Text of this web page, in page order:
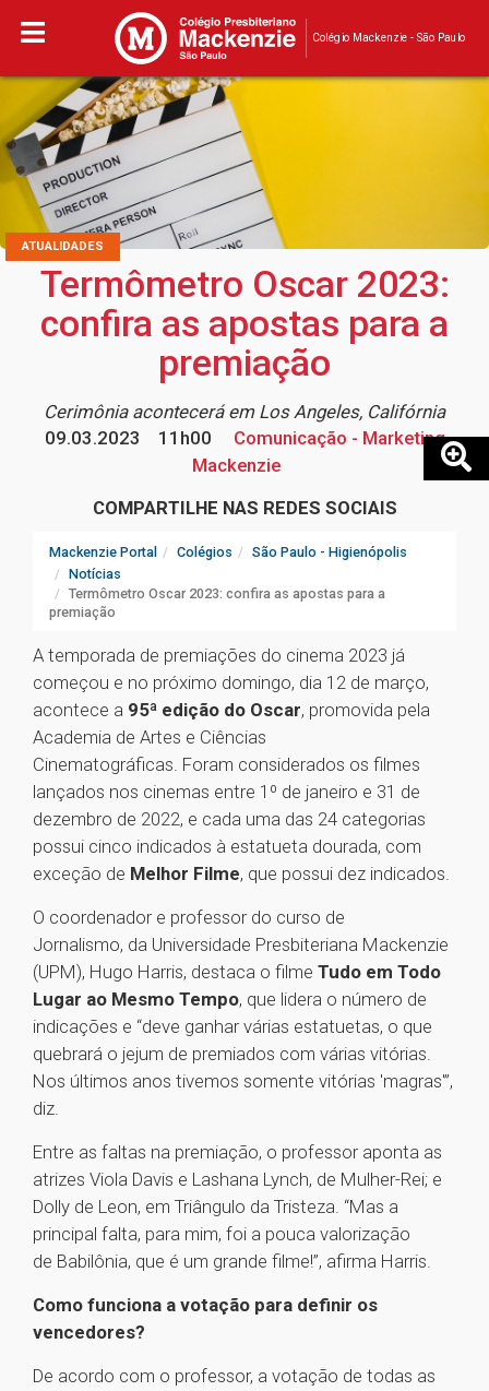
Colégio Mackenzie - São Paulo
ATUALIDADES
Termômetro Oscar 2023:
confira as apostas para a
premiação
Cerimônia acontecerá em Los Angeles, Califórnia
09.03.2023
11h00
Comunicação - Marketing
Mackenzie
COMPARTILHE NAS REDES SOCIAIS
Mackenzie Portal Colégios
São Paulo - Higienópolis
Notícias
Termômetro Oscar 2023: confira as apostas para a
premiação
A temporada de premiações do cinema 2023 já
começou e no próximo domingo, dia 12 de março,
acontece a 95ª edição do Oscar, promovida pela
Academia de Artes e Ciências
Cinematográficas. Foram considerados os filmes
lançados nos cinemas entre 1º de janeiro e 31 de
dezembro de 2022, e cada uma das 24 categorias
possui cinco indicados à estatueta dourada, com
exceção de Melhor Filme, que possui dez indicados.
O coordenador e professor do curso de
Jornalismo, da Universidade Presbiteriana Mackenzie
(UPM), Hugo Harris, destaca o filme Tudo em Todo
Lugar ao Mesmo Tempo, que lidera o número de
indicações e “deve ganhar várias estatuetas, o que
quebrará o jejum de premiados com várias vitórias.
Nos últimos anos tivemos somente vitórias 'magras'”,
diz.
Entre as faltas na premiação, o professor aponta as
atrizes Viola Davis e Lashana Lynch, de Mulher-Rei; e
Dolly de Leon, em Triângulo da Tristeza. “Mas a
principal falta, para mim, foi a pouca valorização
de Babilônia, que é um grande filme!”, afirma Harris.
Como funciona a votação para definir os
vencedores?
De acordo com o professor, a votação de todas as